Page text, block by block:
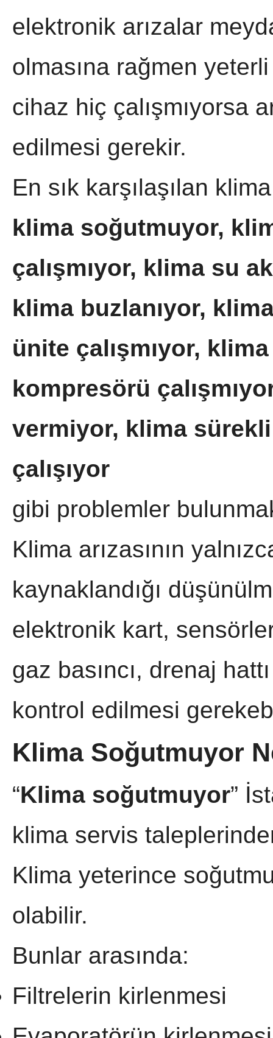
elektronik arızalar
olmasına rağmen
cihaz hiç çalışmıyorsa
edilmesi gerekir.
En sık karşılaşılan
klima soğutmuyor,
çalışmıyor, klima su
klima buzlanıyor,
ünite çalışmıyor,
kompresörü
vermiyor, klima
çalışıyor
gibi problemler
Klima arızasının
kaynaklandığı
elektronik kart,
gaz basıncı, drenaj
kontrol edilmesi
Klima Soğutmuyor
“Klima soğutmuyor”
klima servis
Klima yeterince
olabilir.
Bunlar arasında:
Filtrelerin kirlenmesi